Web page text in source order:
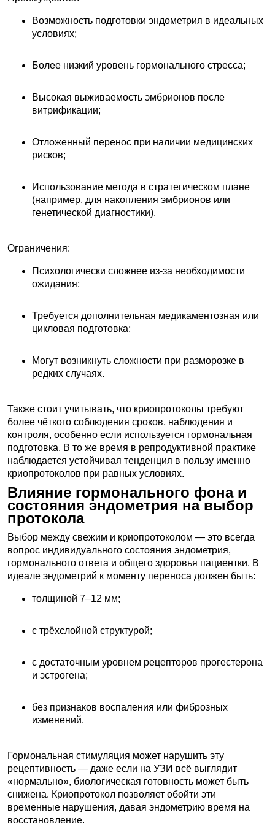
Возможность подготовки эндометрия в идеальных
условиях;
Более низкий уровень гормонального стресса;
Высокая выживаемость эмбрионов после
витрификации;
Отложенный перенос при наличии медицинских
рисков;
Использование метода в стратегическом плане
(например, для накопления эмбрионов или
генетической диагностики).
Ограничения:
Психологически сложнее из-за необходимости
ожидания;
Требуется дополнительная медикаментозная или
цикловая подготовка;
Могут возникнуть сложности при разморозке в
редких случаях.
Также стоит учитывать, что криопротоколы требуют
более чёткого соблюдения сроков, наблюдения и
контроля, особенно если используется гормональная
подготовка. В то же время в репродуктивной практике
наблюдается устойчивая тенденция в пользу именно
криопротоколов при равных условиях.
Влияние гормонального фона и
состояния эндометрия на выбор
протокола
Выбор между свежим и криопротоколом — это всегда
вопрос индивидуального состояния эндометрия,
гормонального ответа и общего здоровья пациентки. В
идеале эндометрий к моменту переноса должен быть:
толщиной 7–12 мм;
с трёхслойной структурой;
с достаточным уровнем рецепторов прогестерона
и эстрогена;
без признаков воспаления или фиброзных
изменений.
Гормональная стимуляция может нарушить эту
рецептивность — даже если на УЗИ всё выглядит
«нормально», биологическая готовность может быть
снижена. Криопротокол позволяет обойти эти
временные нарушения, давая эндометрию время на
восстановление.